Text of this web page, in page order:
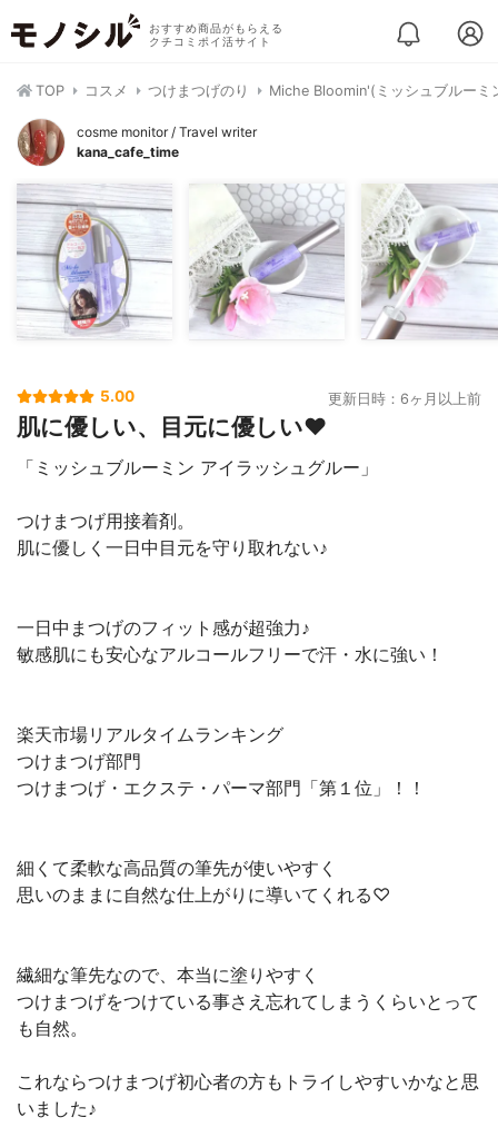
おすすめ商品がもらえる
クチコミポイ活サイト
TOP コスメ つけまつげのり Miche Bloomin'(ミッシュブルーミ
cosme monitor / Travel writer
kana_cafe_time
5.00 更新日時：6ヶ月以上前
肌に優しい、目元に優しい❤️
「ミッシュブルーミン アイラッシュグルー」
つけまつげ用接着剤。
肌に優しく一日中目元を守り取れない♪
一日中まつげのフィット感が超強力♪
敏感肌にも安心なアルコールフリーで汗・水に強い！
楽天市場リアルタイムランキング
つけまつげ部門
つけまつげ・エクステ・パーマ部門「第１位」！！
細くて柔軟な高品質の筆先が使いやすく
思いのままに自然な仕上がりに導いてくれる♡
繊細な筆先なので、本当に塗りやすく
つけまつげをつけている事さえ忘れてしまうくらいとって
も自然。
これならつけまつげ初心者の方もトライしやすいかなと思
いました♪